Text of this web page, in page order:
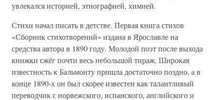
увлекался историей, этнографией, химией.
Стихи начал писать в детстве. Первая книга стихов
«Сборник стихотворений» издана в Ярославле на
средства автора в 1890 году. Молодой поэт после выхода
книжки сжёг почти весь небольшой тираж. Широкая
известность к Бальмонту пришла достаточно поздно, а в
конце 1890-х он был скорее известен как талантливый
переводчик с норвежского, испанского, английского и